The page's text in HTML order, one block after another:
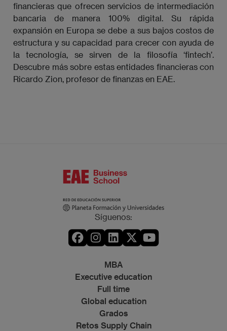
financieras que ofrecen servicios de intermediación
bancaria de manera 100% digital. Su rápida
expansión en Europa se debe a sus bajos costos de
estructura y su capacidad para crecer con ayuda de
la tecnología, se sirven de la filosofía ‘fintech’.
Descubre más sobre estas entidades financieras con
Ricardo Zion, profesor de finanzas en EAE.
Síguenos:
MBA
Executive education
Full time
Global education
Grados
Retos Supply Chain